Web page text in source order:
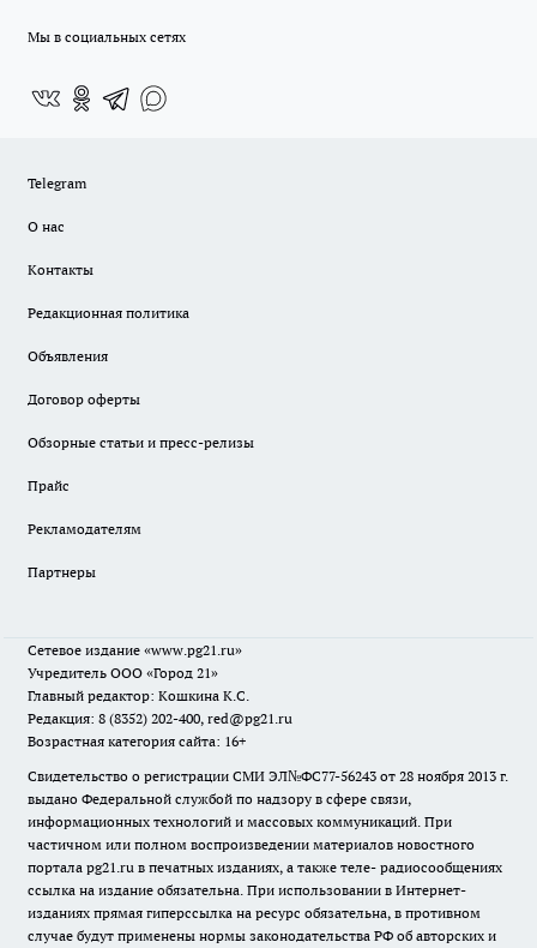
Мы в социальных сетях
Telegram
О нас
Контакты
Редакционная политика
Объявления
Договор оферты
Обзорные статьи и пресс-релизы
Прайс
Рекламодателям
Партнеры
Сетевое издание «www.pg21.ru»
Учредитель ООО «Город 21»
Главный редактор: Кошкина К.С.
Редакция: 8 (8352) 202-400, red@pg21.ru
Возрастная категория сайта: 16+
Свидетельство о регистрации СМИ ЭЛ№ФС77-56243 от 28 ноября 2013 г.
выдано Федеральной службой по надзору в сфере связи,
информационных технологий и массовых коммуникаций. При
частичном или полном воспроизведении материалов новостного
портала pg21.ru в печатных изданиях, а также теле- радиосообщениях
ссылка на издание обязательна. При использовании в Интернет-
изданиях прямая гиперссылка на ресурс обязательна, в противном
случае будут применены нормы законодательства РФ об авторских и